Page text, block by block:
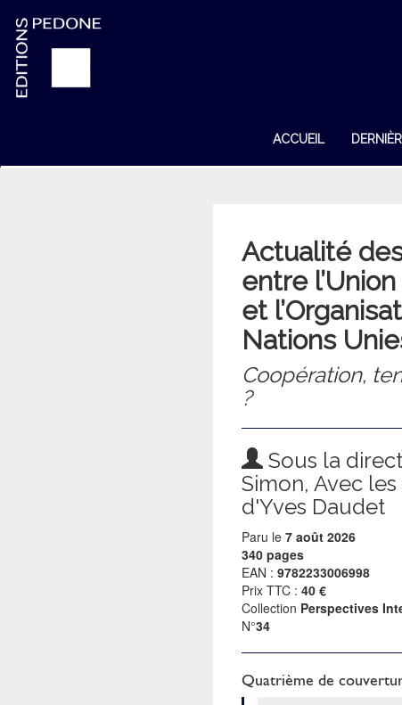
ACCUEIL
Actualité
entre
et
Nations
Coopération,
?
Sous la
Simon, Avec
d'Yves Daudet
Paru le7 août 2026
340 pages
EAN :9782233006998
Prix TTC :40 €
Collection Perspectives
N°34
Quatrième de